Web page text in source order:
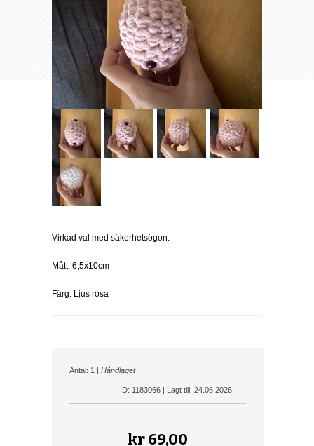
Virkad val med säkerhetsögon.
Mått: 6,5x10cm
Färg: Ljus rosa
Antal: 1 | Håndlaget
ID: 1183066 | Lagt till: 24.06.2026
kr69,00